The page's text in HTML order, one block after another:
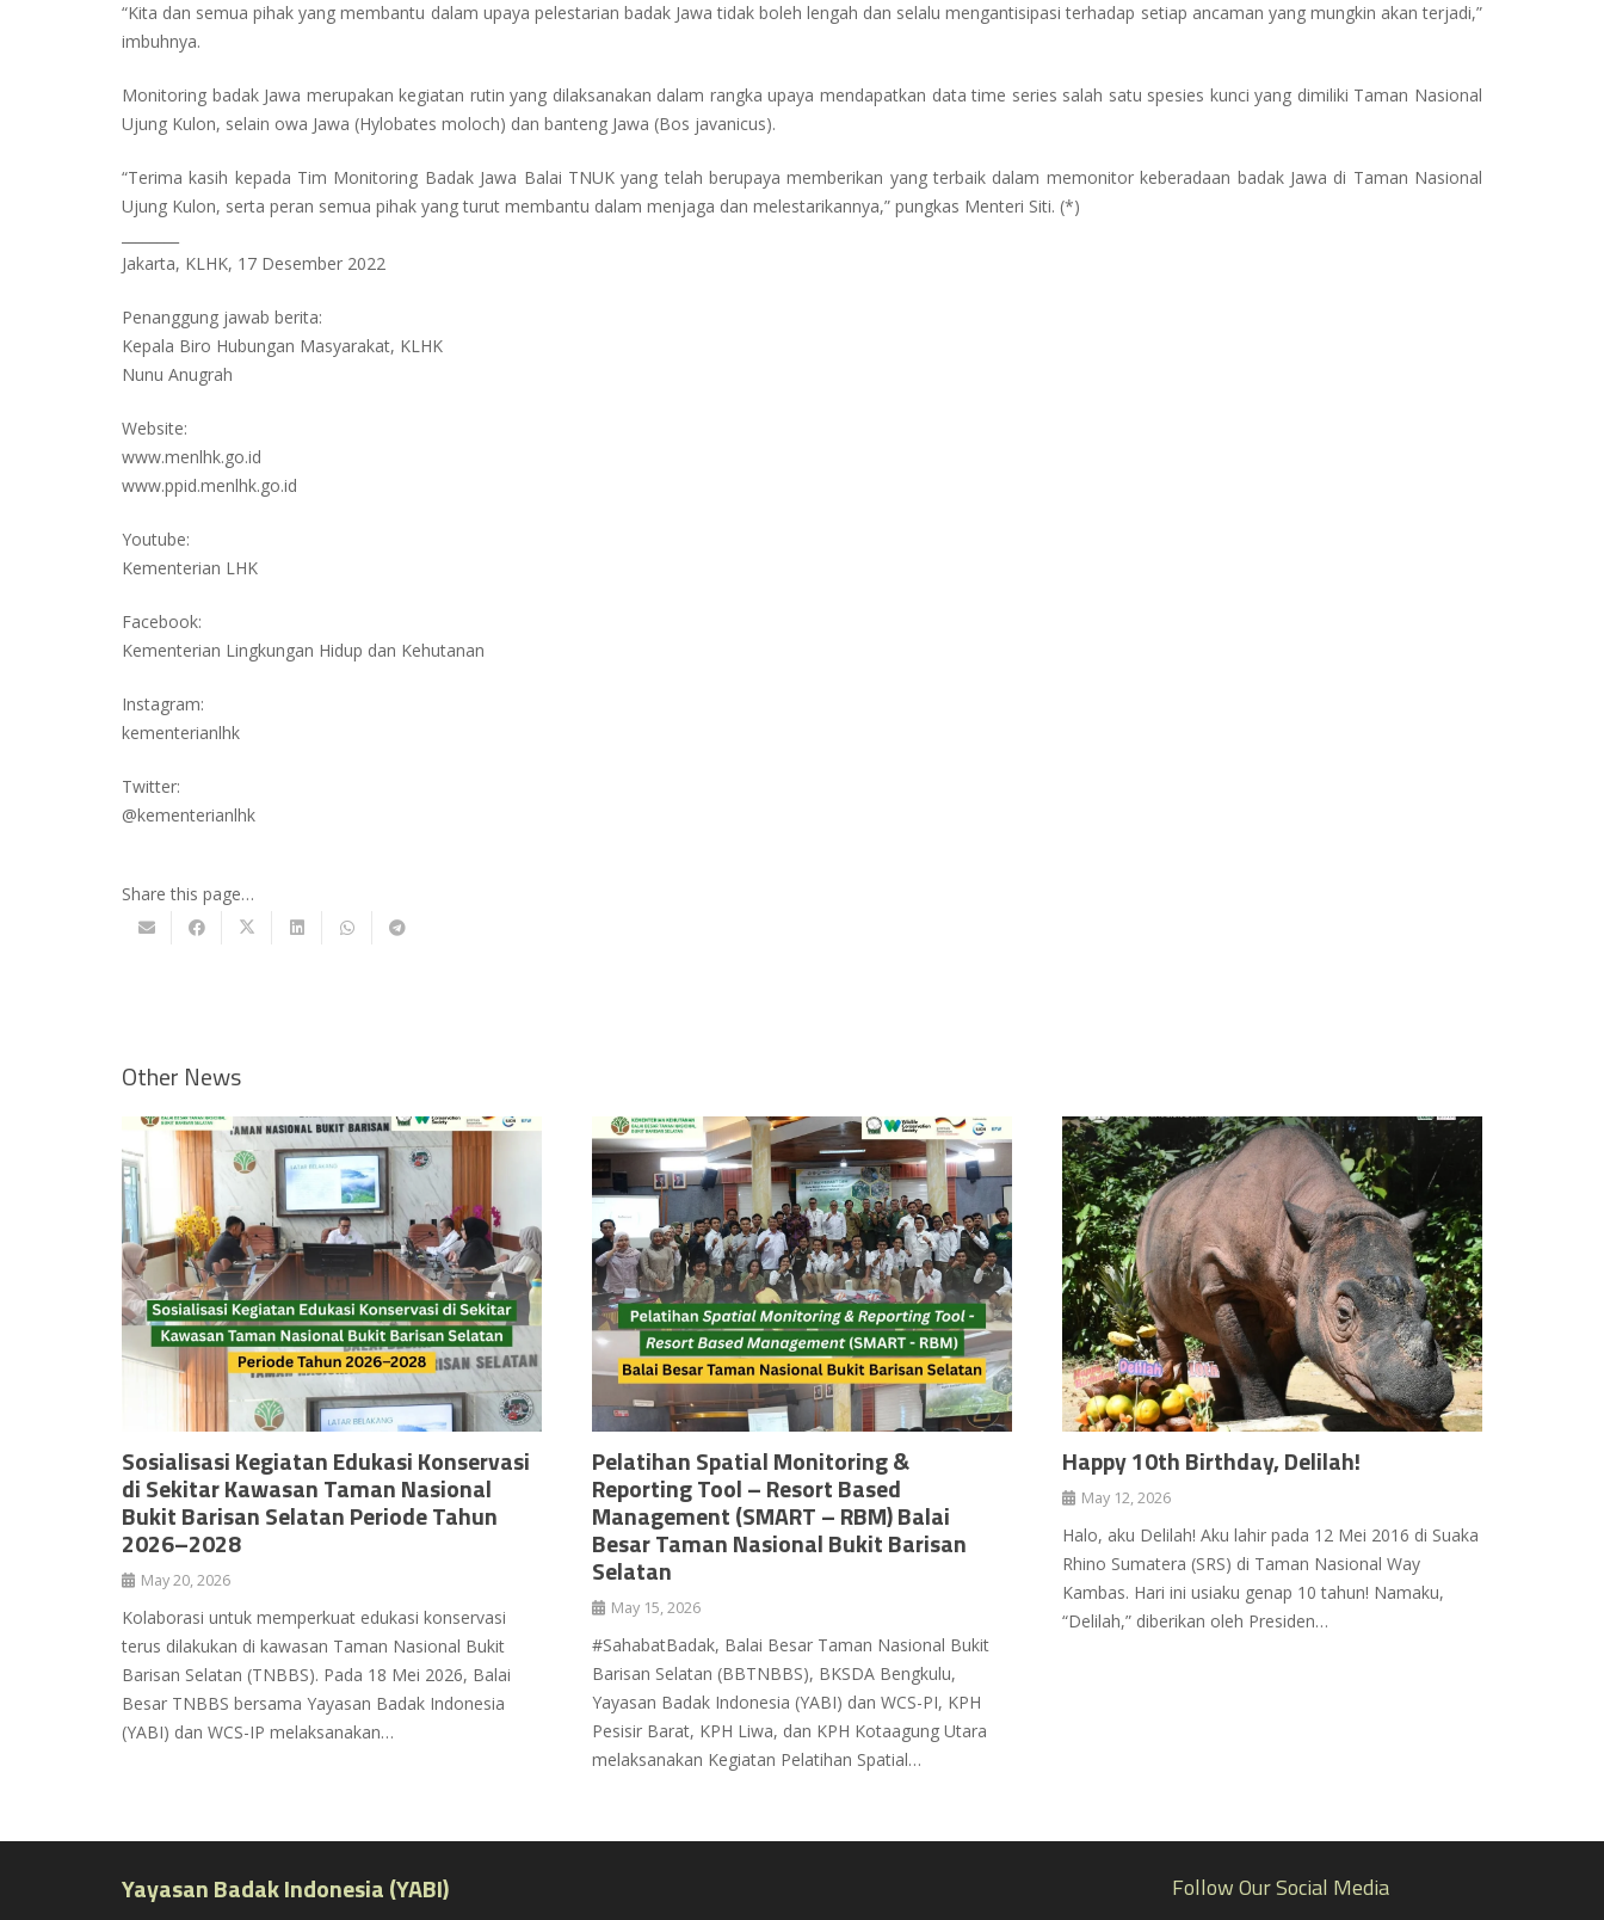
“Kita dan semua pihak yang membantu dalam upaya pelestarian badak Jawa tidak boleh lengah dan selalu mengantisipasi terhadap setiap ancaman yang mungkin akan terjadi,”
imbuhnya.
Monitoring badak Jawa merupakan kegiatan rutin yang dilaksanakan dalam rangka upaya mendapatkan data time series salah satu spesies kunci yang dimiliki Taman Nasional
Ujung Kulon, selain owa Jawa (Hylobates moloch) dan banteng Jawa (Bos javanicus).
“Terima kasih kepada Tim Monitoring Badak Jawa Balai TNUK yang telah berupaya memberikan yang terbaik dalam memonitor keberadaan badak Jawa di Taman Nasional
Ujung Kulon, serta peran semua pihak yang turut membantu dalam menjaga dan melestarikannya,” pungkas Menteri Siti. (*)
Jakarta, KLHK, 17 Desember 2022
Penanggung jawab berita:
Kepala Biro Hubungan Masyarakat, KLHK
Nunu Anugrah
Website:
www.menlhk.go.id
www.ppid.menlhk.go.id
Youtube:
Kementerian LHK
Facebook:
Kementerian Lingkungan Hidup dan Kehutanan
Instagram:
kementerianlhk
Twitter:
@kementerianlhk
Share this page…
Other News
Sosialisasi Kegiatan Edukasi Konservasi
di Sekitar Kawasan Taman Nasional
Bukit Barisan Selatan Periode Tahun
2026–2028
May 20, 2026
Kolaborasi untuk memperkuat edukasi konservasi
terus dilakukan di kawasan Taman Nasional Bukit
Barisan Selatan (TNBBS). Pada 18 Mei 2026, Balai
Besar TNBBS bersama Yayasan Badak Indonesia
(YABI) dan WCS-IP melaksanakan…
Pelatihan Spatial Monitoring &
Reporting Tool – Resort Based
Management (SMART – RBM) Balai
Besar Taman Nasional Bukit Barisan
Selatan
May 15, 2026
#SahabatBadak, Balai Besar Taman Nasional Bukit
Barisan Selatan (BBTNBBS), BKSDA Bengkulu,
Yayasan Badak Indonesia (YABI) dan WCS-PI, KPH
Pesisir Barat, KPH Liwa, dan KPH Kotaagung Utara
melaksanakan Kegiatan Pelatihan Spatial…
Happy 10th Birthday, Delilah!
May 12, 2026
Halo, aku Delilah! Aku lahir pada 12 Mei 2016 di Suaka
Rhino Sumatera (SRS) di Taman Nasional Way
Kambas. Hari ini usiaku genap 10 tahun! Namaku,
“Delilah,” diberikan oleh Presiden…
Yayasan Badak Indonesia (YABI) Follow Our Social Media